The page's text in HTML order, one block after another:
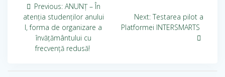
Previous: ANUNȚ – În
atenția studenților anului
I, forma de organizare a
învățământului cu
frecvență redusă!
Next: Testarea pilot a
Platformei INTERSMARTS